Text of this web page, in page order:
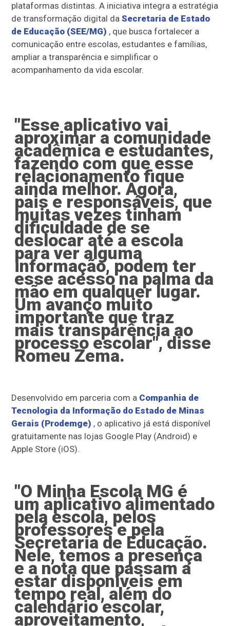
plataformas distintas. A iniciativa integra a estratégia
de transformação digital daSecretaria de Estado
de Educação (SEE/MG) , que busca fortalecer a
comunicação entre escolas, estudantes e famílias,
ampliar a transparência e simplificar o
acompanhamento da vida escolar.
"Esse aplicativo vai
aproximar a comunidade
acadêmica e estudantes,
fazendo com que esse
relacionamento fique
ainda melhor. Agora,
pais e responsáveis, que
muitas vezes tinham
dificuldade de se
deslocar até a escola
para ver alguma
informação, podem ter
esse acesso na palma da
mão em qualquer lugar.
Um avanço muito
importante que traz
mais transparência ao
processo escolar", disse
Romeu Zema.
Desenvolvido em parceria com a Companhia de
Tecnologia da Informação do Estado de Minas
Gerais (Prodemge) , o aplicativo já está disponível
gratuitamente nas lojas Google Play (Android) e
Apple Store (iOS).
"O Minha Escola MG é
um aplicativo alimentado
pela escola, pelos
professores e pela
Secretaria de Educação.
Nele, temos a presença
e a nota que passam a
estar disponíveis em
tempo real, além do
calendário escolar,
aproveitamento,